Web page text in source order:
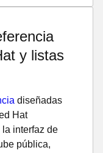
y listas
diseñadas
Hat
interfaz de
pública,